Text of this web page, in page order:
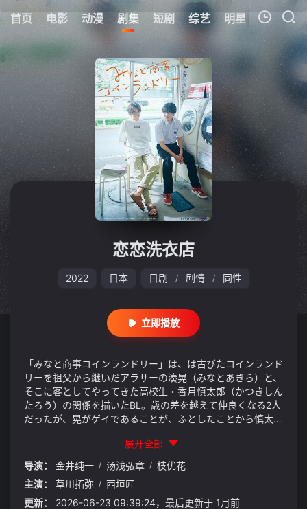
首页 电影 动漫 剧集 短剧 综艺 明星 周表
我的观影记录
暂无观看影片的记录
恋恋洗衣店
2022 日本 日剧 / 剧情 / 同性
立即播放
「みなと商事コインランドリー」は、は古びたコインランド
リーを祖父から継いだアラサーの湊晃（みなとあきら）と、
そこに客としてやってきた高校生・香月慎太郎（かつきしん
たろう）の関係を描いたBL。歳の差を越えて仲良くなる2人
だったが、晃がゲイであることが、ふとしたことから慎太郎
展开全部
导演：
金井纯一 / 汤浅弘章 / 枝优花
主演：
草川拓弥 / 西垣匠
更新：
2026-06-23 09:39:24，最后更新于 1月前